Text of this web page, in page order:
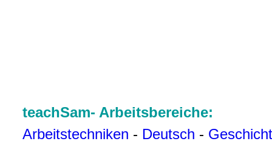
teachSam- Arbeitsbereiche:
Arbeitstechniken - Deutsch -